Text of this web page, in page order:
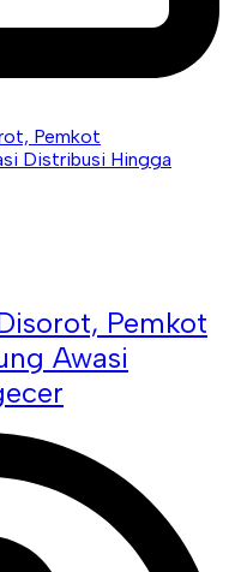
Pemkot
Awasi